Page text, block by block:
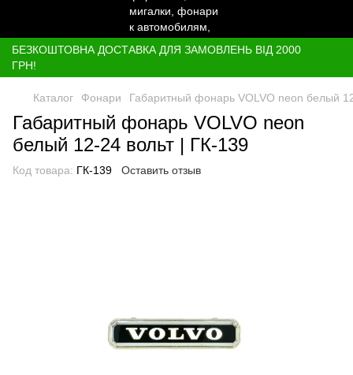
БЕЗКОШТОВНА ДОСТАВКА ДЛЯ ЗАМОВЛЕНЬ ВІД 2000
ГРН!
Каталог Фонари Габаритный фонарь VOLVO neon белый
Габаритный фонарь VOLVO neon
белый 12-24 вольт | ГК-139
Код товара: ГК-139 Оставить отзыв